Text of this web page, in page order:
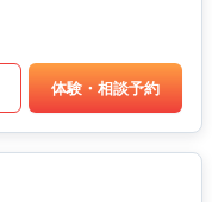
体験・相談予約